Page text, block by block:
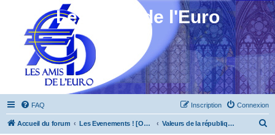
Les Amis de l'Euro
FAQ Connexion
Inscription
Accueil du forum Les Evenements ! [Ouvert au public] Valeurs de la république 2013 à 2015